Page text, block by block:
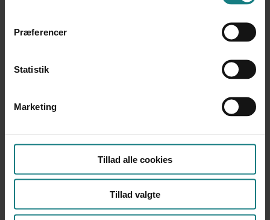
Præferencer
Statistik
Marketing
Tillad alle cookies
Tillad valgte
Ida Schwartz (red.)
2010
Forlaget Udvikling